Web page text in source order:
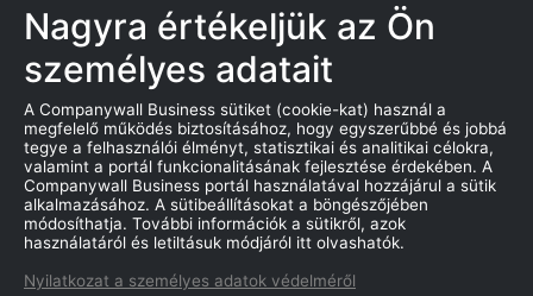
Szolgáltatásaink
Cégminősítés
Cégminősítési riport
Kiváló cégminősítési tanúsítvány
Termékek
Companywall Business - Adattovábbítási szerződés
Nagyra értékeljük az Ön
személyes adatait
A Companywall Business sütiket (cookie-kat) használ a
megfelelő működés biztosításához, hogy egyszerűbbé és jobbá
tegye a felhasználói élményt, statisztikai és analitikai célokra,
valamint a portál funkcionalitásának fejlesztése érdekében. A
Companywall Business portál használatával hozzájárul a sütik
alkalmazásához. A sütibeállításokat a böngészőjében
módosíthatja. További információk a sütikről, azok
használatáról és letiltásuk módjáról itt olvashatók.
Nyilatkozat a személyes adatok védelméről